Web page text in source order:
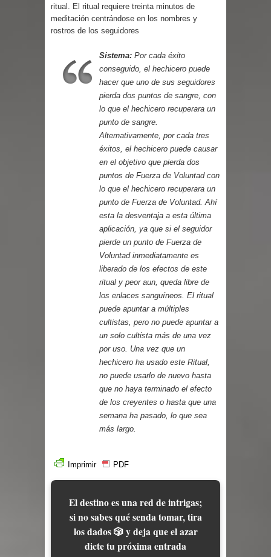
Parte 03: Reflexiones
ritual. El ritual requiere treinta minutos de
meditación centrándose en los nombres y
rostros de los seguidores
Sistema: Por cada éxito
conseguido, el hechicero puede
hacer que uno de sus seguidores
pierda dos puntos de sangre, con
lo que el hechicero recuperara un
punto de sangre.
Alternativamente, por cada tres
éxitos, el hechicero puede causar
en el objetivo que pierda dos
puntos de Fuerza de Voluntad con
lo que el hechicero recuperara un
punto de Fuerza de Voluntad. Ahí
esta la desventaja a esta última
aplicación, ya que si el seguidor
pierde un punto de Fuerza de
Voluntad inmediatamente es
liberado de los efectos de este
ritual y peor aun, queda libre de
los enlaces sanguíneos. El ritual
puede apuntar a múltiples
cultistas, pero no puede apuntar a
un solo cultista más de una vez
por uso. Una vez que un
hechicero ha usado este Ritual,
no puede usarlo de nuevo hasta
que no haya terminado el efecto
de los creyentes o hasta que una
semana ha pasado, lo que sea
más largo.
Imprimir PDF
El destino es una red de intrigas;
si no sabes qué senda tomar, tira
los dados 🎲 y deja que el azar
dicte tu próxima entrada